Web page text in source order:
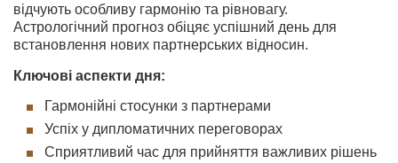
відчують особливу гармонію та рівновагу.
Астрологічний прогноз обіцяє успішний день для
встановлення нових партнерських відносин.
Ключові аспекти дня:
Гармонійні стосунки з партнерами
Успіх у дипломатичних переговорах
Сприятливий час для прийняття важливих рішень